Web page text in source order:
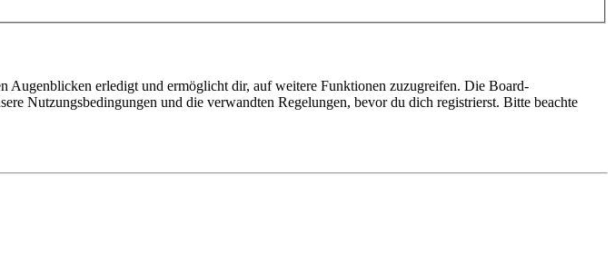
Augenblicken erledigt und ermöglicht dir, auf weitere Funktionen zuzugreifen. Die Board-
Nutzungsbedingungen und die verwandten Regelungen, bevor du dich registrierst. Bitte beachte